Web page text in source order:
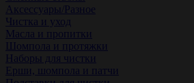
Аксессуары/Разное
Чистка и уход
Масла и пропитки
Шомпола и протяжки
Наборы для чистки
Ерши, шомпола и патчи